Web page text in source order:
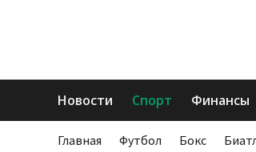
Новости Спорт Финансы
Главная Футбол Бокс